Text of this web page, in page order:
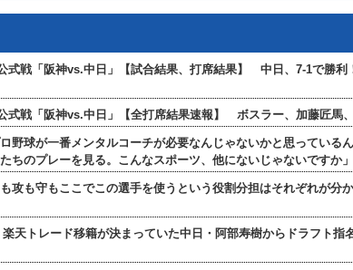
式戦「阪神vs.中日」【試合結果、打席結果】 中日、7-1で勝
戦「阪神vs.中日」【全打席結果速報】 ボスラー、加藤匠馬、
野球が一番メンタルコーチが必要なんじゃないかと思っている
ちのプレーを見る。こんなスポーツ、他にないじゃないですか」
攻も守もここでこの選手を使うという役割分担はそれぞれが分
天トレード移籍が決まっていた中日・阿部寿樹からドラフト指